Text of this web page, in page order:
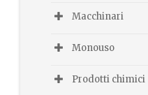
Macchinari
Monouso
Prodotti chimici